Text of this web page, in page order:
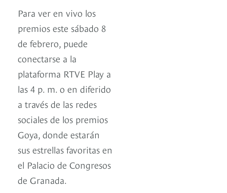
Para ver en vivo los
premios este sábado 8
de febrero, puede
conectarse a la
plataforma RTVE Play a
las 4 p. m. o en diferido
a través de las redes
sociales de los premios
Goya, donde estarán
sus estrellas favoritas en
el Palacio de Congresos
de Granada.